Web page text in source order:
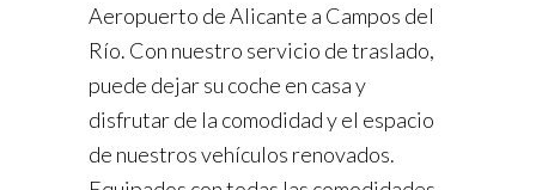
Aeropuerto de Alicante a Campos del
Río. Con nuestro servicio de traslado,
puede dejar su coche en casa y
disfrutar de la comodidad y el espacio
de nuestros vehículos renovados.